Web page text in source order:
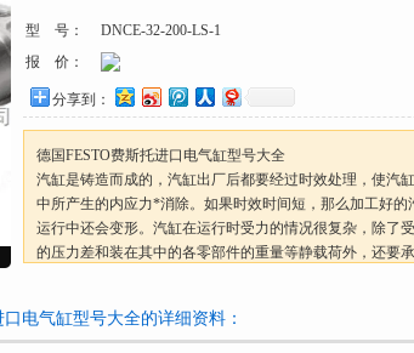
型 号：
DNCE-32-200-LS-1
报 价：
分享到：
德国FESTO费斯托进口电气缸型号大全
汽缸是铸造而成的，汽缸出厂后都要经过时效处理，使
中所产生的内应力*消除。如果时效时间短，那么加工好
运行中还会变形。汽缸在运行时受力的情况很复杂，除了
的压力差和装在其中的各零部件的重量等静载荷外，还要
气缸型号大全的详细资料：